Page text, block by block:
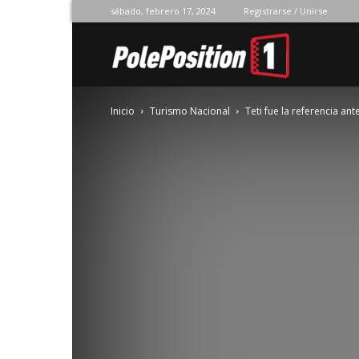
sábado, febrero 17, 2024 Registrarse / Unirse
Position
Inicio Turismo Nacional Teti fue la referencia